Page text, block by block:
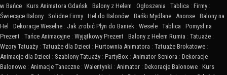
w Bańce : Kurs Animatora Gdańsk : Balony z Helem : Ogłoszenia : Tablica : Firmy :
Świecące Balony : Solidne Firmy : Hel do Balonów : Bańki Mydlane : Anonse : Balony na
Hel : Dekoracje Weselne : Jak zrobić Płyn do Baniek : Wesele : Tablica : Pomysł na
Prezent : Tańce Animacyjne : Wyjątkowy Prezent : Balony z Helem Rumia : Tatuaże :
Wzory Tatuaży : Tatuaże dla Dzieci : Hurtownia Animatora : Tatuaże Brokatowe :
Animacje dla Dzieci : Szablony Tatuaży : PartyBox : Animator Seniora : Dekoracje
Balonowe : Animacje Taneczne : Walentynki : Animator : Dekoracje Balonowe : Kurs